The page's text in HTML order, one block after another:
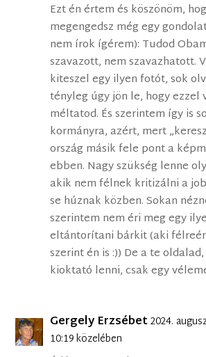
Ezt én értem és köszönöm,
megengedsz még egy
nem írok ígérem): Tudod
szavazott, nem szavazhatott.
kiteszel egy ilyen fotót, sok
tényleg úgy jön le, hogy ezzel
méltatod. És szerintem így is
kormányra, azért, mert
ország másik fele pont a
ebben. Nagy szükség lenne
akik nem félnek kritizálni a
se húznak közben. Sokan
szerintem nem éri meg egy
eltántorítani bárkit (aki
szerint én is :)) De a te
kioktató lenni, csak egy
Gergely Erzsébet2024.
10:19 közelében